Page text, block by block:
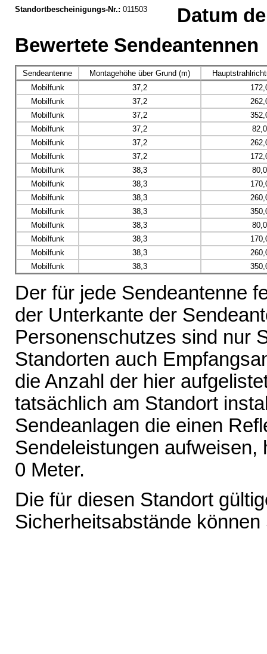
Standortbescheinigungs-Nr.: 011503
Datum
Bewertete Sendeantennen
Sendeantenne Montagehöhe über Grund (m)
Mobilfunk
37,2
Mobilfunk
37,2
Mobilfunk
37,2
Mobilfunk
37,2
Mobilfunk
37,2
Mobilfunk
37,2
Mobilfunk
38,3
Mobilfunk
38,3
Mobilfunk
38,3
Mobilfunk
38,3
Mobilfunk
38,3
Mobilfunk
38,3
Mobilfunk
38,3
Mobilfunk
38,3
Der für jede Sendeantenne
der Unterkante der
Personenschutzes sind nur
Standorten auch
die Anzahl der hier
tatsächlich am Standort
Sendeanlagen die einen
Sendeleistungen
0 Meter.
Die für diesen Standort
Sicherheitsabstände